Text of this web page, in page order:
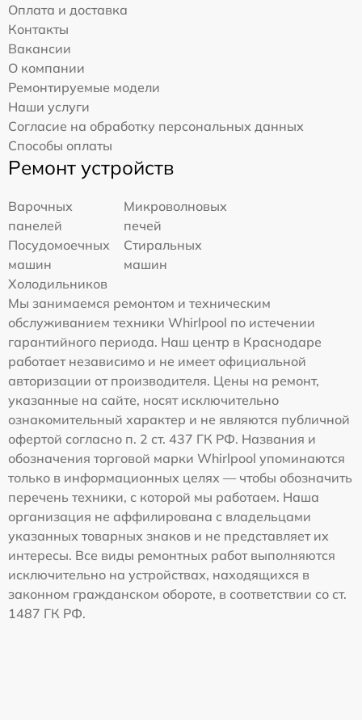
Оплата и доставка
Контакты
Вакансии
О компании
Ремонтируемые модели
Наши услуги
Согласие на обработку персональных данных
Способы оплаты
Ремонт устройств
Варочных
панелей
Микроволновых
печей
Посудомоечных
машин
Стиральных
машин
Холодильников
Мы занимаемся ремонтом и техническим
обслуживанием техники Whirlpool по истечении
гарантийного периода. Наш центр в Краснодаре
работает независимо и не имеет официальной
авторизации от производителя. Цены на ремонт,
указанные на сайте, носят исключительно
ознакомительный характер и не являются публичной
офертой согласно п. 2 ст. 437 ГК РФ. Названия и
обозначения торговой марки Whirlpool упоминаются
только в информационных целях — чтобы обозначить
перечень техники, с которой мы работаем. Наша
организация не аффилирована с владельцами
указанных товарных знаков и не представляет их
интересы. Все виды ремонтных работ выполняются
исключительно на устройствах, находящихся в
законном гражданском обороте, в соответствии со ст.
1487 ГК РФ.